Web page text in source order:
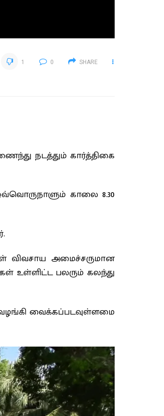
1 0 SHARE
நடத்தும் கார்த்திகை
காலை 8.30
விவசாய அமைச்சருமான
உள்ளிட்ட பலரும் கலந்து
வைக்கப்படவுள்ளமை